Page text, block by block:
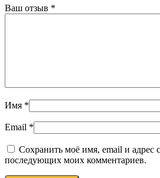
Ваш отзыв *
Имя *
Email *
Сохранить моё имя, email и адрес
последующих моих комментариев.